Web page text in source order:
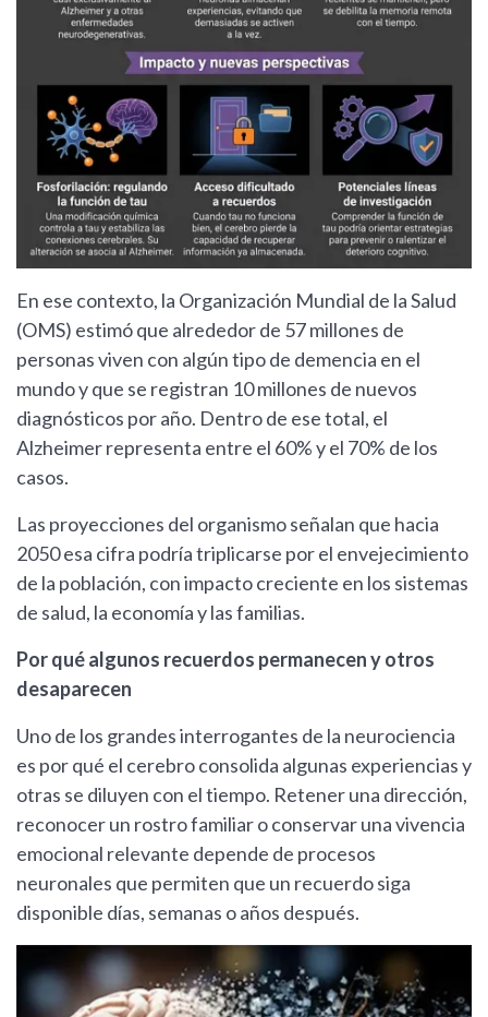
En ese contexto, la Organización Mundial de la Salud
(OMS) estimó que alrededor de 57 millones de
personas viven con algún tipo de demencia en el
mundo y que se registran 10 millones de nuevos
diagnósticos por año. Dentro de ese total, el
Alzheimer representa entre el 60% y el 70% de los
casos.
Las proyecciones del organismo señalan que hacia
2050 esa cifra podría triplicarse por el envejecimiento
de la población, con impacto creciente en los sistemas
de salud, la economía y las familias.
Por qué algunos recuerdos permanecen y otros
desaparecen
Uno de los grandes interrogantes de la neurociencia
es por qué el cerebro consolida algunas experiencias y
otras se diluyen con el tiempo. Retener una dirección,
reconocer un rostro familiar o conservar una vivencia
emocional relevante depende de procesos
neuronales que permiten que un recuerdo siga
disponible días, semanas o años después.